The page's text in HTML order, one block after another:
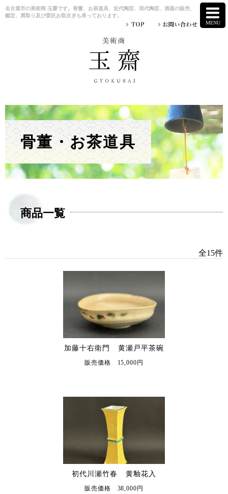
名古屋市の美術商 玉齋です。骨董、お茶道具、近代陶芸、現代陶芸、酒器の販売、
鑑定、買取り及び委託お取次ぎも承っております。
骨董・お茶道具
商品一覧
全15件
加藤十右衛門 黄瀬戸平茶碗
販売価格 15,000円
初代川瀬竹春 黄釉花入
販売価格 38,000円